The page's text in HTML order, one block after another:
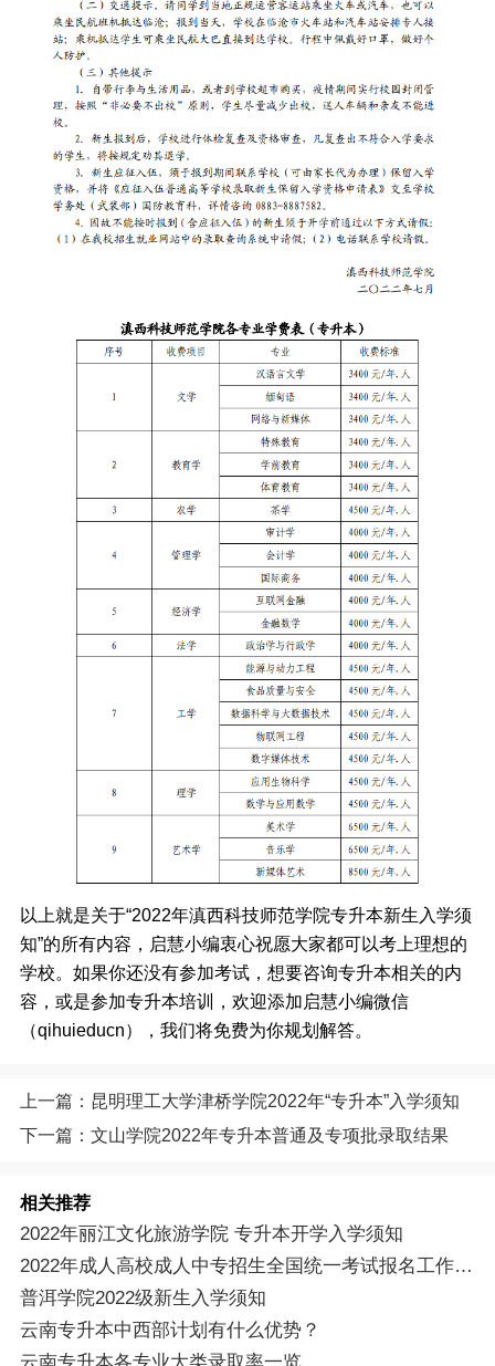
以上就是关于“2022年滇西科技师范学院专升本新生入学须
知”的所有内容，启慧小编衷心祝愿大家都可以考上理想的
学校。如果你还没有参加考试，想要咨询专升本相关的内
容，或是参加专升本培训，欢迎添加启慧小编微信
（qihuieducn），我们将免费为你规划解答。
上一篇：昆明理工大学津桥学院2022年“专升本”入学须知
下一篇：文山学院2022年专升本普通及专项批录取结果
相关推荐
2022年丽江文化旅游学院 专升本开学入学须知
2022年成人高校成人中专招生全国统一考试报名工作的通知
普洱学院2022级新生入学须知
云南专升本中西部计划有什么优势？